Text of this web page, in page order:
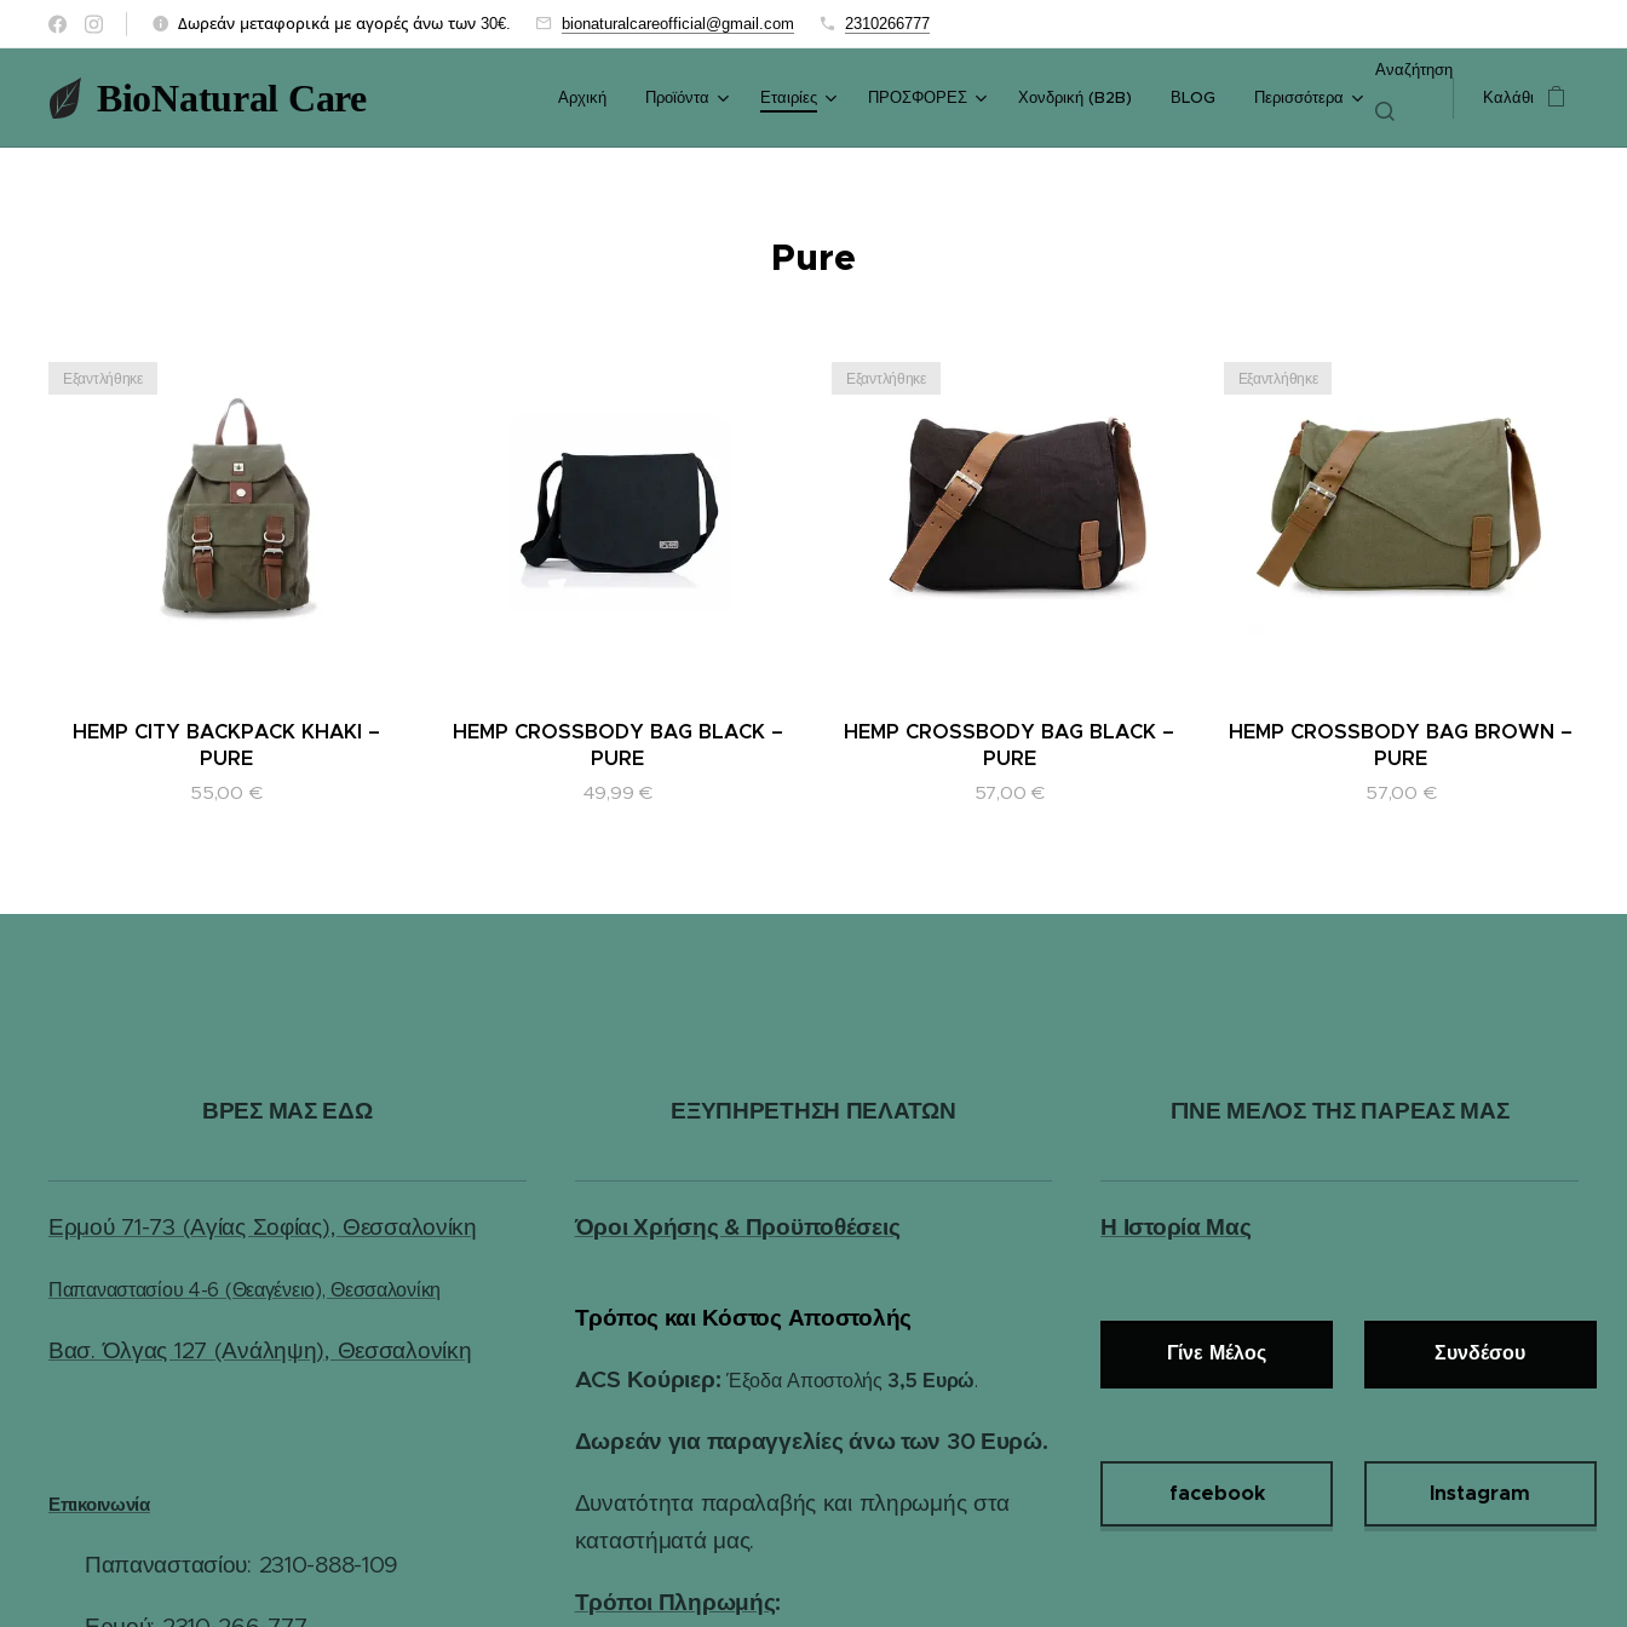
Δωρεάν μεταφορικά με αγορές άνω των 30€. bionaturalcareofficial@gmail.com 2310266777
BioNatural Care Αρχική Προϊόντα Εταιρίες ΠΡΟΣΦΟΡΕΣ Χονδρική (B2B) ΒLOG Περισσότερα
Αναζήτηση
Καλάθι
Pure
HEMP CITY BACKPACK KHAKI –
PURE
Εξαντλήθηκε
55,00 €
HEMP CROSSBODY BAG BLACK –
PURE
49,99 €
HEMP CROSSBODY BAG BLACK –
PURE
Εξαντλήθηκε
57,00 €
HEMP CROSSBODY BAG BROWN –
PURE
Εξαντλήθηκε
57,00 €
ΒΡΕΣ ΜΑΣ ΕΔΩ
Ερμού 71-73 (Αγίας Σοφίας), Θεσσαλονίκη
Παπαναστασίου 4-6 (Θεαγένειο), Θεσσαλονίκη
Βασ. Όλγας 127 (Ανάληψη), Θεσσαλονίκη
Επικοινωνία
Παπαναστασίου: 2310-888-109
ΕΞΥΠΗΡΕΤΗΣΗ ΠΕΛΑΤΩΝ
Όροι Χρήσης & Προϋποθέσεις
Τρόπος και Κόστος Αποστολής
ACS Κούριερ: Έξοδα Αποστολής 3,5 Ευρώ.
Δωρεάν για παραγγελίες άνω των 30 Ευρώ.
Δυνατότητα παραλαβής και πληρωμής στα
καταστήματά μας.
Τρόποι Πληρωμής:
ΓΙΝΕ ΜΕΛΟΣ ΤΗΣ ΠΑΡΕΑΣ ΜΑΣ
Η Ιστορία Μας
Γίνε Μέλος Συνδέσου
facebook Instagram